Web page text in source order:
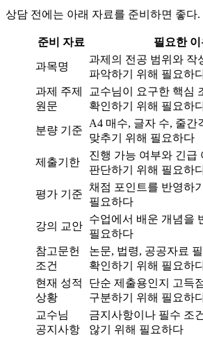
상담 전에는 아래 자료를 준비하면 좋다.
준비 자료 필요한 이
과목명
과제의 전공 범위와 작
파악하기 위해 필요하
과제 주제
원문
교수님이 요구한 핵심
확인하기 위해 필요하
분량 기준
A4 매수, 글자 수, 줄간
맞추기 위해 필요하다
제출기한
진행 가능 여부와 긴급
판단하기 위해 필요하
평가 기준
채점 포인트를 반영하
필요하다
강의 교안
수업에서 배운 개념을
필요하다
참고문헌
조건
논문, 법령, 공공자료
확인하기 위해 필요하
현재 성적
상황
단순 제출용인지 고득
구분하기 위해 필요하
교수님
공지사항
금지사항이나 필수 조
않기 위해 필요하다